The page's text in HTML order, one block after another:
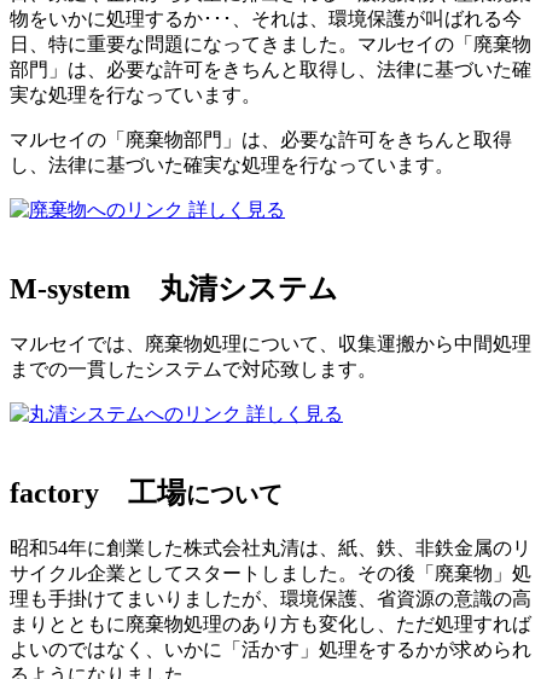
物をいかに処理するか･･･、それは、環境保護が叫ばれる今
日、特に重要な問題になってきました。マルセイの「廃棄物
部門」は、必要な許可をきちんと取得し、法律に基づいた確
実な処理を行なっています。
マルセイの「廃棄物部門」は、必要な許可をきちんと取得
し、法律に基づいた確実な処理を行なっています。
詳しく見る
M-system 丸清システム
マルセイでは、廃棄物処理について、収集運搬から中間処理
までの一貫したシステムで対応致します。
詳しく見る
factory 工場について
昭和54年に創業した株式会社丸清は、紙、鉄、非鉄金属のリ
サイクル企業としてスタートしました。その後「廃棄物」処
理も手掛けてまいりましたが、環境保護、省資源の意識の高
まりとともに廃棄物処理のあり方も変化し、ただ処理すれば
よいのではなく、いかに「活かす」処理をするかが求められ
るようになりました。